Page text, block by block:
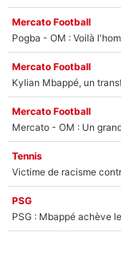
Mercato Football
Pogba - OM : Voilà
Mercato Football
Kylian Mbappé, un
Mercato Football
Tennis
PSG
PSG : Mbappé achève